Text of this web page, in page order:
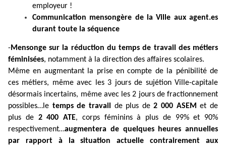
employeur !
Communication mensongère de la Ville aux agent.es
durant toute la séquence
-Mensonge sur la réduction du temps de travail des métiers
féminisées, notamment à la direction des affaires scolaires.
Même en augmentant la prise en compte de la pénibilité de
ces métiers, même avec les 3 jours de sujétion Ville-capitale
désormais incertains, même avec les 2 jours de fractionnement
possibles…le temps de travail de plus de2 000 ASEM et de
plus de 2 400 ATE, corps féminins à plus de 99% et 90%
respectivement…augmentera de quelques heures annuelles
par rapport à la situation actuelle contrairement aux